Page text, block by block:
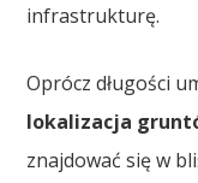
infrastrukturę.
Oprócz długości
lokalizacja
znajdować się w